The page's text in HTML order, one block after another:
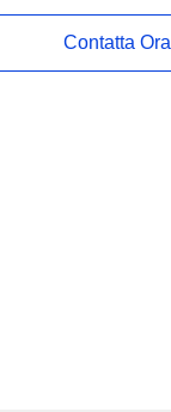
Contatta Ora